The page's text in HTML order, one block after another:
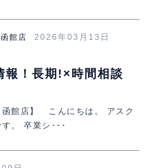
館店 2026年03月13日
！長期!×時間相談
函館店】 こんにちは。 アスク
。 卒業シ･･･